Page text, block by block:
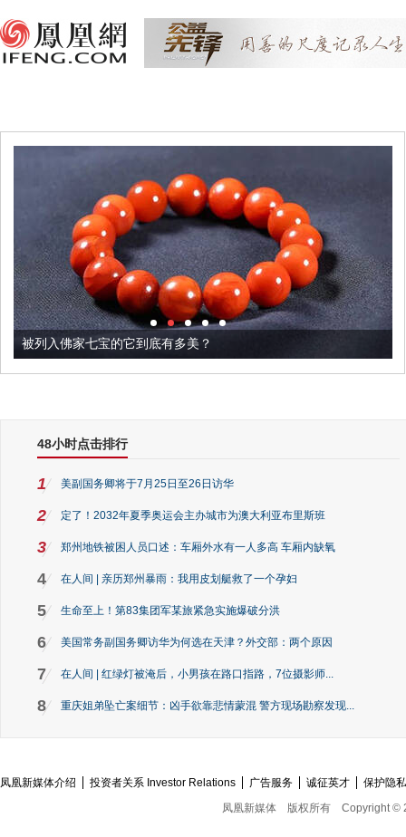
被列入佛家七宝的它到底有多美？
48小时点击排行
1 美副国务卿将于7月25日至26日访华
2 定了！2032年夏季奥运会主办城市为澳大利亚布里斯班
3 郑州地铁被困人员口述：车厢外水有一人多高 车厢内缺氧
4 在人间 | 亲历郑州暴雨：我用皮划艇救了一个孕妇
5 生命至上！第83集团军某旅紧急实施爆破分洪
6 美国常务副国务卿访华为何选在天津？外交部：两个原因
7 在人间 | 红绿灯被淹后，小男孩在路口指路，7位摄影师...
8 重庆姐弟坠亡案细节：凶手欲靠悲情蒙混 警方现场勘察发现...
凤凰新媒体介绍 投资者关系 Investor Relations 广告服务 诚征英才
保护隐
凤凰新媒体
版权所有 Copyright ©